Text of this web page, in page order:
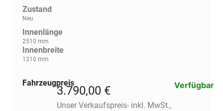
Zustand
Neu
Innenlänge
2510 mm
Innenbreite
1310 mm
Fahrzeugpreis
3.790,00 €
Unser Verkaufspreis- inkl. MwSt.,
Verfügbar